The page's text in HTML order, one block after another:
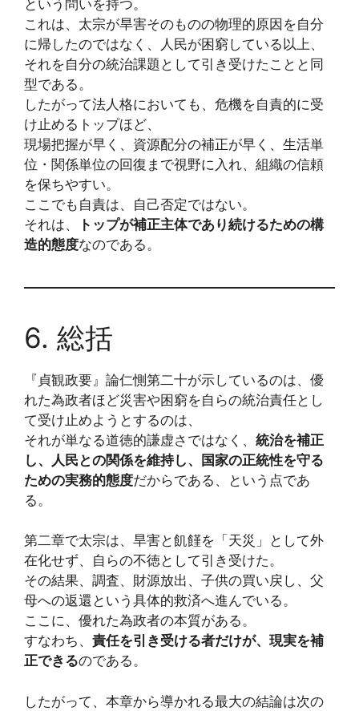
という問いを持つ。
これは、太宗が旱害そのものの物理的原因を自分
に帰したのではなく、人民が困窮している以上、
それを自分の統治課題として引き受けたことと同
型である。
したがって法人格においても、危機を自責的に受
け止めるトップほど、
現場把握が早く、資源配分の補正が早く、生活単
位・関係単位の回復まで視野に入れ、組織の信頼
を保ちやすい。
ここでも自責は、自己否定ではない。
それは、
トップが補正主体であり続けるための構
造的態度なのである。
6. 総括
『貞観政要』論仁惻第二十が示しているのは、優
れた為政者ほど災害や困窮を自らの統治責任とし
て受け止めようとするのは、
それが単なる道徳的謙虚さではなく、 統治を補正
し、人民との関係を維持し、国家の正統性を守る
ための実務的態度だからである、という点であ
る。
第二章で太宗は、旱害と飢饉を「天災」として外
在化せず、自らの不徳として引き受けた。
その結果、調査、財源放出、子供の買い戻し、父
母への返還という具体的救済へ進んでいる。
ここに、優れた為政者の本質がある。
すなわち、 責任を引き受ける者だけが、現実を補
正できるのである。
したがって、本章から導かれる最大の結論は次の